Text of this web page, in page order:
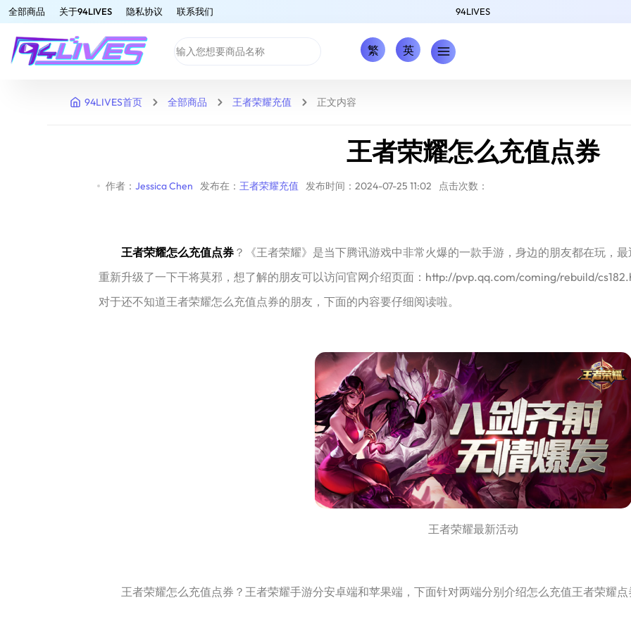
全部商品 关于94LIVES 隐私协议 联系我们 94LIVES
繁 英
94LIVES首页 全部商品 王者荣耀充值 正文内容
王者荣耀怎么充值点券
作者： Jessica Chen 发布在： 王者荣耀充值 发布时间：2024-07-25 11:02 点击次数：
王者荣耀怎么充值点券？《王者荣耀》是当下腾讯游戏中非常火爆的一款手游，身边的朋友都在玩，
重新升级了一下干将莫邪，想了解的朋友可以访问官网介绍页面：http://pvp.qq.com/coming/rebuild/
对于还不知道王者荣耀怎么充值点券的朋友，下面的内容要仔细阅读啦。
王者荣耀最新活动
王者荣耀怎么充值点券？王者荣耀手游分安卓端和苹果端，下面针对两端分别介绍怎么充值王者荣耀点